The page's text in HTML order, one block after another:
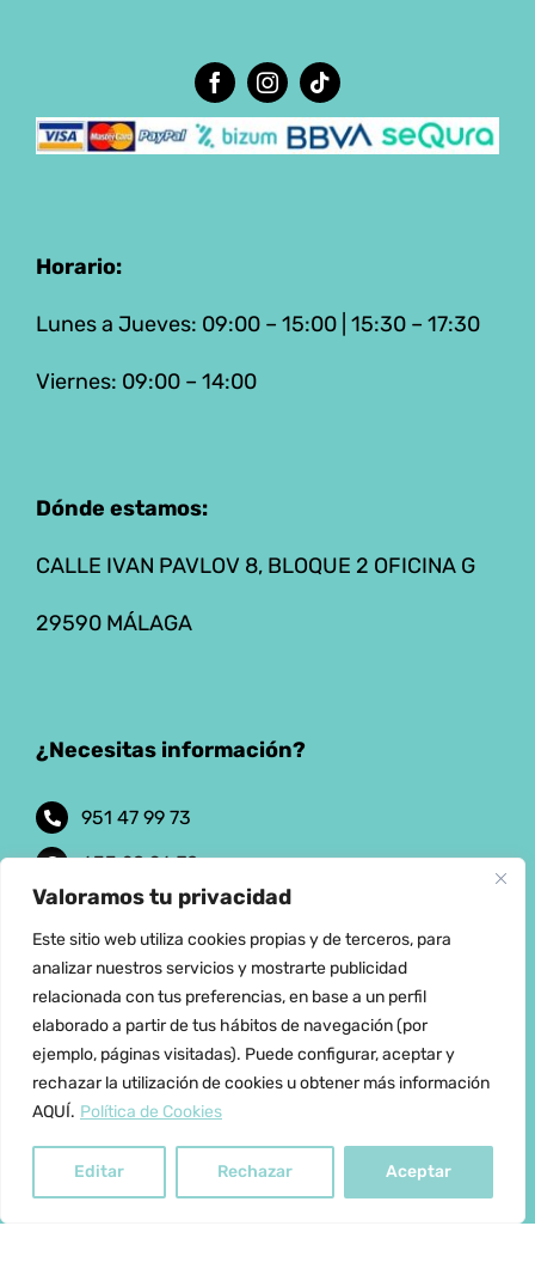
Valoramos tu privacidad
Este sitio web utiliza cookies propias y de terceros, para
analizar nuestros servicios y mostrarte publicidad
relacionada con tus preferencias, en base a un perfil
elaborado a partir de tus hábitos de navegación (por
ejemplo, páginas visitadas). Puede configurar, aceptar y
rechazar la utilización de cookies u obtener más información
AQUÍ. Política de Cookies
Editar Rechazar Aceptar
Horario:
Lunes a Jueves: 09:00 – 15:00 | 15:30 – 17:30
Viernes: 09:00 – 14:00
Dónde estamos:
CALLE IVAN PAVLOV 8, BLOQUE 2 OFICINA G
29590 MÁLAGA
¿Necesitas información?
951 47 99 73
633 28 96 70
info@formacionlinur.es
Aviso Legal
Política de privacidad
Política de cookies